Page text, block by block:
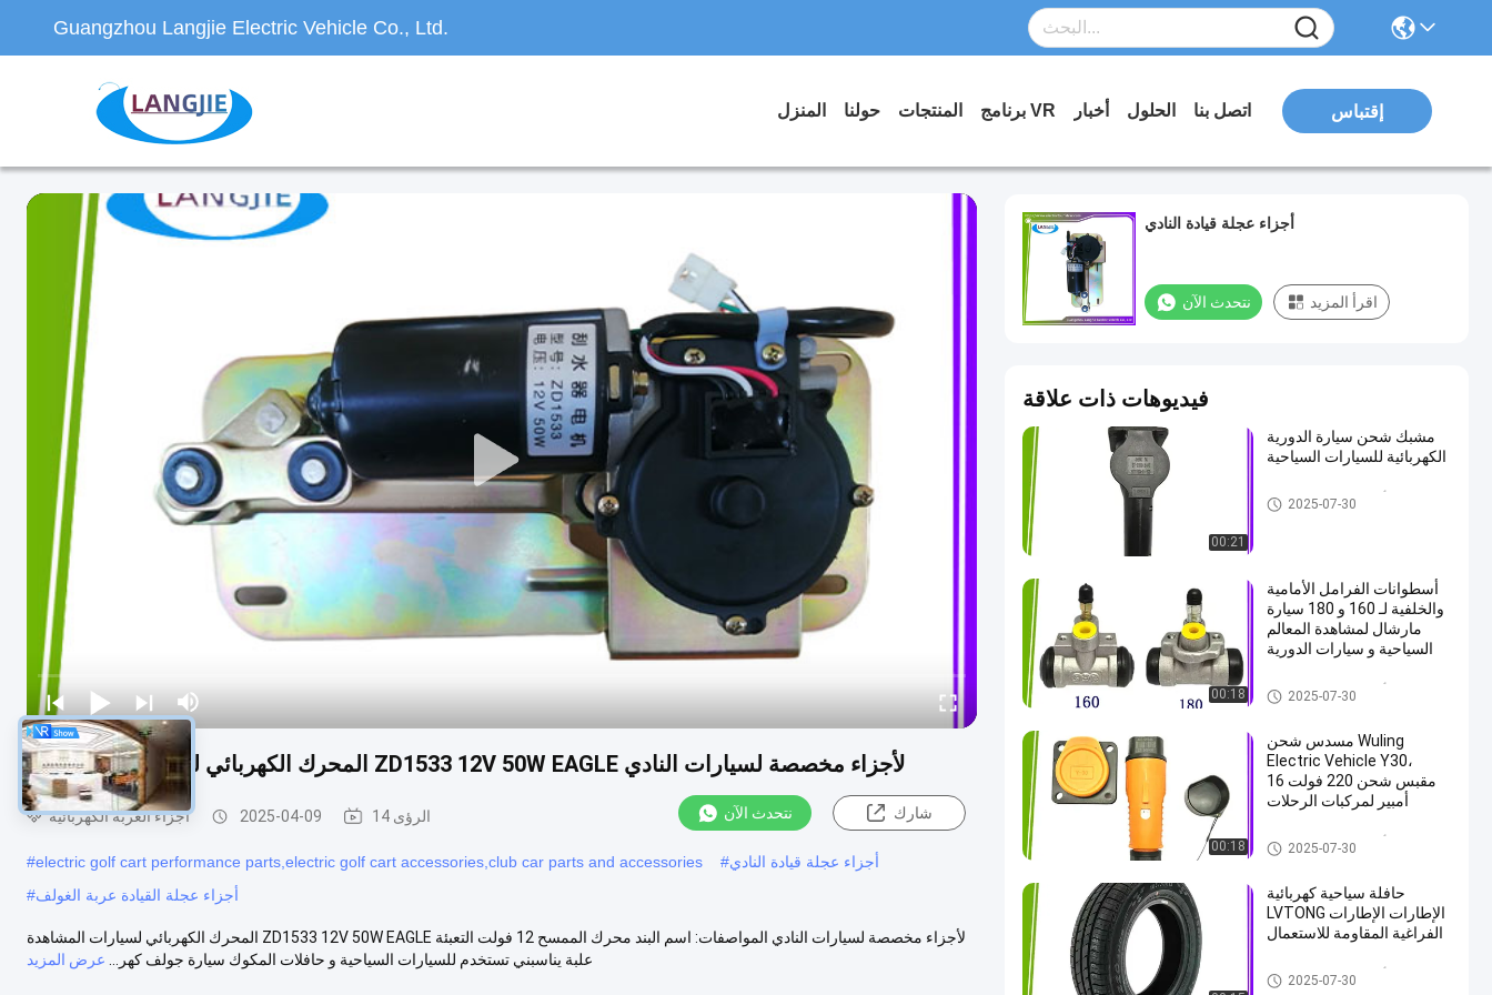
Guangzhou Langjie Electric Vehicle Co., Ltd.
المنزل حولنا المنتجات برنامج VR أخبار الحلول اتصل بنا إقتباس
المحرك الكهربائي لسيارات المشاهدة ZD1533 12V 50W EAGLE لأجزاء مخصصة لسيارات النادي
أجزاء العربة الكهربائية 2025-04-09 14 الرؤى نتحدث الآن شارك
#electric golf cart performance parts,electric golf cart accessories,club car parts and accessories #أجزاء عجلة قيادة النادي
#أجزاء عجلة القيادة عربة الغولف
المحرك الكهربائي لسيارات المشاهدة ZD1533 12V 50W EAGLE لأجزاء مخصصة لسيارات النادي المواصفات: اسم البند محرك الممسح 12 فولت التعبئة
علبة يناسبني تستخدم للسيارات السياحية و حافلات المكوك سيارة جولف كهر...
عرض المزيد
أجزاء عجلة قيادة النادي
نتحدث الآن اقرأ المزيد
فيديوهات ذات علاقة
00:21
مشبك شحن سيارة الدورية
الكهربائية للسيارات السياحية
أجزاء العربة الكهربائية
2025-07-30
00:18
أسطوانات الفرامل الأمامية
والخلفية لـ 160 و 180 سيارة
مارشال لمشاهدة المعالم
السياحية و سيارات الدورية
أجزاء العربة الكهربائية
2025-07-30
00:18
مسدس شحن Wuling
Electric Vehicle Y30،
مقبس شحن 220 فولت 16
أمبير لمركبات الرحلات
أجزاء العربة الكهربائية
2025-07-30
حافلة سياحية كهربائية
LVTONG الإطارات الإطارات
الفراغية المقاومة للاستعمال
أجزاء العربة الكهربائية
2025-07-30